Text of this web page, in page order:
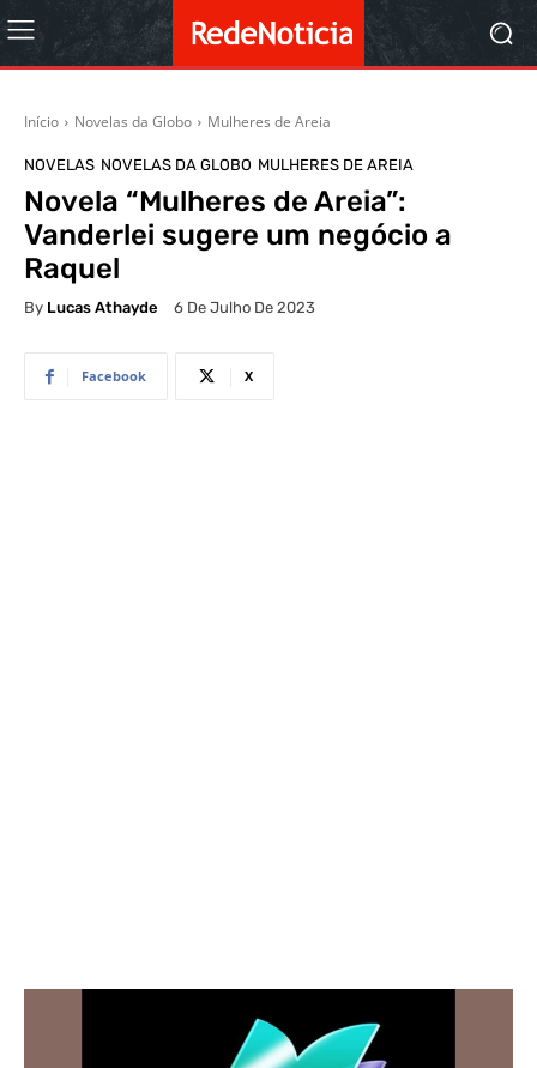
Início Novelas da Globo Mulheres de Areia
NOVELAS NOVELAS DA GLOBO MULHERES DE AREIA
Novela “Mulheres de Areia”:
Vanderlei sugere um negócio a
Raquel
By Lucas Athayde 6 De Julho De 2023
Facebook X